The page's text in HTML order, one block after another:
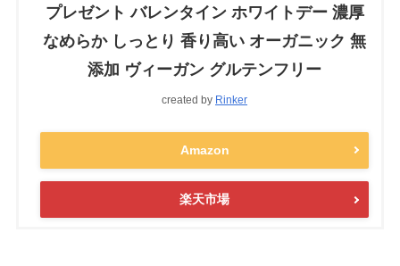
プレゼント バレンタイン ホワイトデー 濃厚
なめらか しっとり 香り高い オーガニック 無
添加 ヴィーガン グルテンフリー
created by Rinker
Amazon
楽天市場